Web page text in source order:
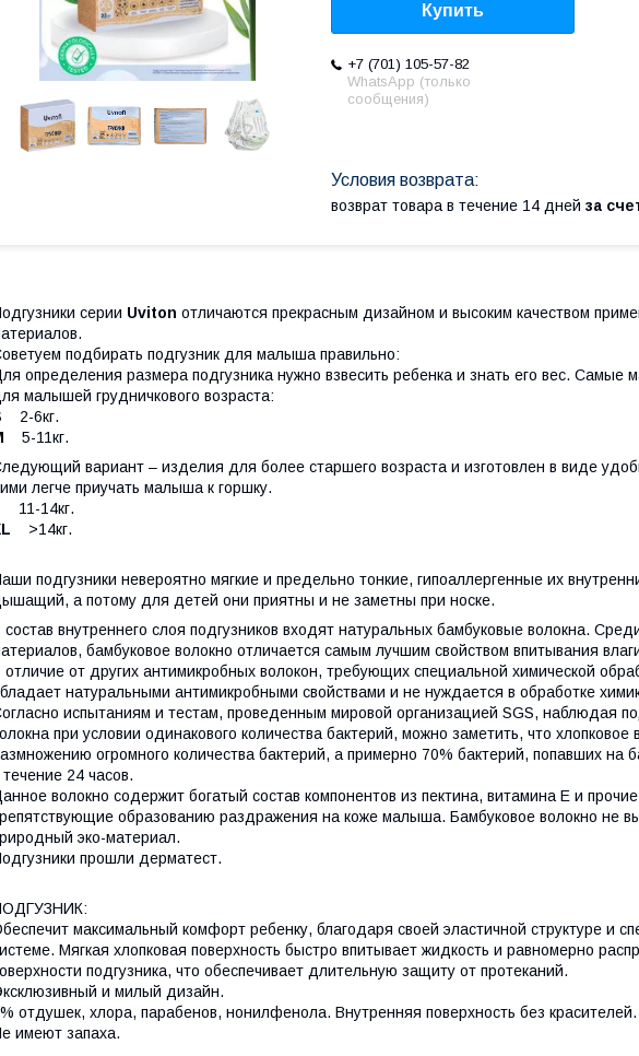
Купить
+7 (701) 105-57-82
WhatsApp (только
сообщения)
возврат товара в течение 14 дней за
серии Uviton отличаются прекрасным дизайном и высоким качеством
подбирать подгузник для малыша правильно:
определения размера подгузника нужно взвесить ребенка и знать его вес. Самые
малышей грудничкового возраста:
2-6кг.
5-11кг.
вариант – изделия для более старшего возраста и изготовлен в виде
легче приучать малыша к горшку.
11-14кг.
>14кг.
подгузники невероятно мягкие и предельно тонкие, гипоаллергенные их
а потому для детей они приятны и не заметны при носке.
состав внутреннего слоя подгузников входят натуральных бамбуковые волокна.
бамбуковое волокно отличается самым лучшим свойством впитывания
отличие от других антимикробных волокон, требующих специальной химической
натуральными антимикробными свойствами и не нуждается в обработке
испытаниям и тестам, проведенным мировой организацией SGS, наблюдая
при условии одинакового количества бактерий, можно заметить, что хлопковое
огромного количества бактерий, а примерно 70% бактерий, попавших на
течение 24 часов.
волокно содержит богатый состав компонентов из пектина, витамина E и
образованию раздражения на коже малыша. Бамбуковое волокно не
эко-материал.
прошли дерматест.
максимальный комфорт ребенку, благодаря своей эластичной структуре и
Мягкая хлопковая поверхность быстро впитывает жидкость и равномерно
подгузника, что обеспечивает длительную защиту от протеканий.
и милый дизайн.
отдушек, хлора, парабенов, нонилфенола. Внутренняя поверхность без красителей.
имеют запаха.